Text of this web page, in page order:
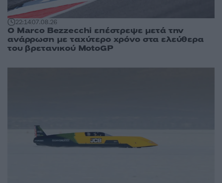
22:1407.08.26
Ο Marco Bezzecchi επέστρεψε μετά την
ανάρρωση με ταχύτερο χρόνο στα ελεύθερα
του βρετανικού MotoGP